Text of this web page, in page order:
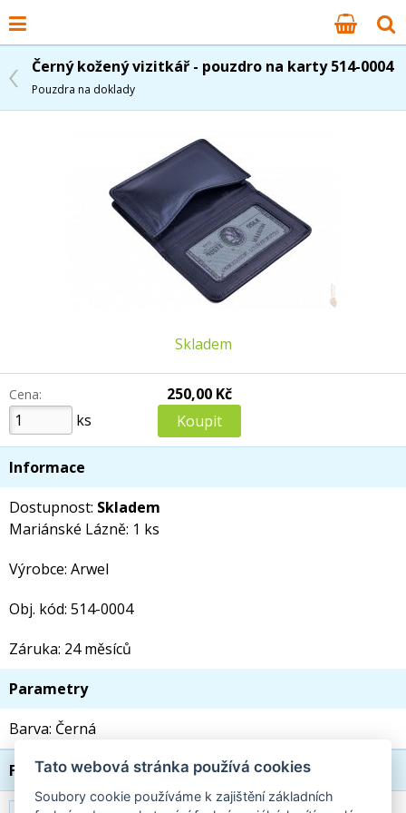
Černý kožený vizitkář - pouzdro na karty 514-0004
Pouzdra na doklady
Skladem
Cena:
ks
250,00 Kč
Informace
Dostupnost: Skladem
Mariánské Lázně: 1 ks
Výrobce: Arwel
Obj. kód: 514-0004
Záruka: 24 měsíců
Parametry
Barva: Černá
FotoTato webová stránka používá cookies
Soubory cookie používáme k zajištění základních